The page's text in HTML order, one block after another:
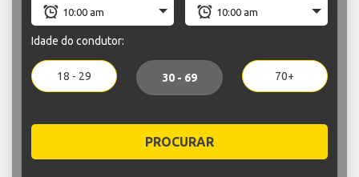
Idade do condutor:
18 - 29 30 - 69 70+
PROCURAR